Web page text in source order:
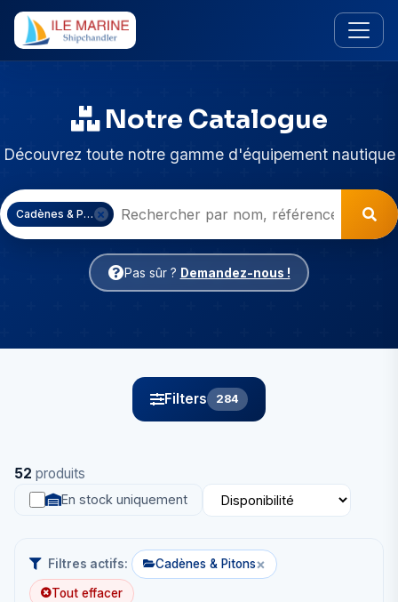
Notre Catalogue
Découvrez toute notre gamme d'équipement nautique
Cadènes & Pitons
Pas sûr ? Demandez-nous !
Filters 284
52 produits
En stock uniquement
Filtres actifs: Cadènes & Pitons×
Tout effacer